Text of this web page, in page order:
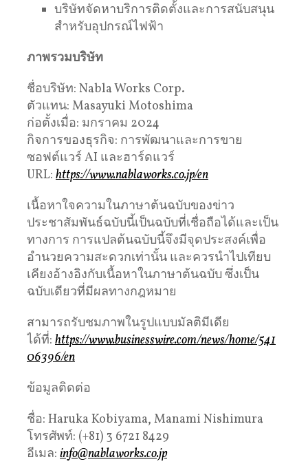
บริษัทจัดหาบริการติดตั้งและการสนับสนุน
สำหรับอุปกรณ์ไฟฟ้า
ภาพรวมบริษัท
ชื่อบริษัท: Nabla Works Corp.
ตัวแทน: Masayuki Motoshima
ก่อตั้งเมื่อ: มกราคม 2024
กิจการของธุรกิจ: การพัฒนาและการขาย
ซอฟต์แวร์ AI และฮาร์ดแวร์
URL: https://www.nablaworks.co.jp/en
เนื้อหาใจความในภาษาต้นฉบับของข่าว
ประชาสัมพันธ์ฉบับนี้เป็นฉบับที่เชื่อถือได้และเป็น
ทางการ การแปลต้นฉบับนี้จึงมีจุดประสงค์เพื่อ
อำนวยความสะดวกเท่านั้น และควรนำไปเทียบ
เคียงอ้างอิงกับเนื้อหาในภาษาต้นฉบับ ซึ่งเป็น
ฉบับเดียวที่มีผลทางกฎหมาย
สามารถรับชมภาพในรูปแบบมัลติมีเดีย
ได้ที่: https://www.businesswire.com/news/home/541
06396/en
ข้อมูลติดต่อ
ชื่อ: Haruka Kobiyama, Manami Nishimura
โทรศัพท์: (+81) 3 6721 8429
อีเมล: info@nablaworks.co.jp